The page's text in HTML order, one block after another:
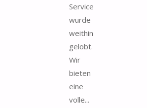
Service
wurde
weithin
gelobt.
Wir
bieten
eine
volle...